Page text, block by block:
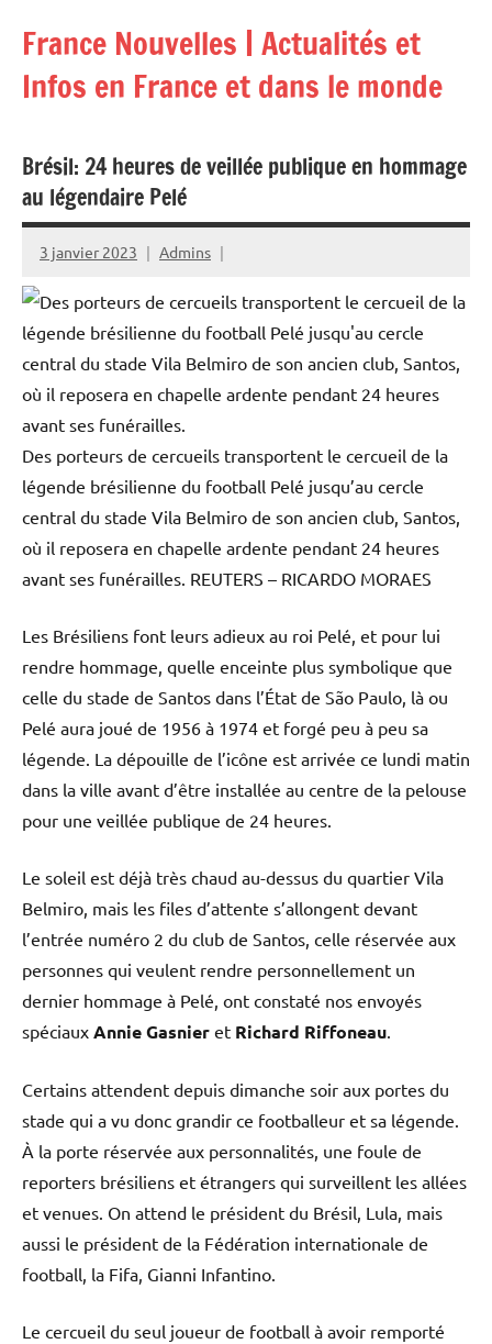
contenu
France Nouvelles | Actualités et
Infos en France et dans le monde
Brésil: 24 heures de veillée publique en hommage
au légendaire Pelé
3 janvier 2023 Admins
Des porteurs de cercueils transportent le cercueil de la
légende brésilienne du football Pelé jusqu’au cercle
central du stade Vila Belmiro de son ancien club, Santos,
où il reposera en chapelle ardente pendant 24 heures
avant ses funérailles. REUTERS – RICARDO MORAES
Les Brésiliens font leurs adieux au roi Pelé, et pour lui
rendre hommage, quelle enceinte plus symbolique que
celle du stade de Santos dans l’État de São Paulo, là ou
Pelé aura joué de 1956 à 1974 et forgé peu à peu sa
légende. La dépouille de l’icône est arrivée ce lundi matin
dans la ville avant d’être installée au centre de la pelouse
pour une veillée publique de 24 heures.
Le soleil est déjà très chaud au-dessus du quartier Vila
Belmiro, mais les files d’attente s’allongent devant
l’entrée numéro 2 du club de Santos, celle réservée aux
personnes qui veulent rendre personnellement un
dernier hommage à Pelé, ont constaté nos envoyés
spéciaux Annie Gasnier et Richard Riffoneau.
Certains attendent depuis dimanche soir aux portes du
stade qui a vu donc grandir ce footballeur et sa légende.
À la porte réservée aux personnalités, une foule de
reporters brésiliens et étrangers qui surveillent les allées
et venues. On attend le président du Brésil, Lula, mais
aussi le président de la Fédération internationale de
football, la Fifa, Gianni Infantino.
Le cercueil du seul joueur de football à avoir remporté